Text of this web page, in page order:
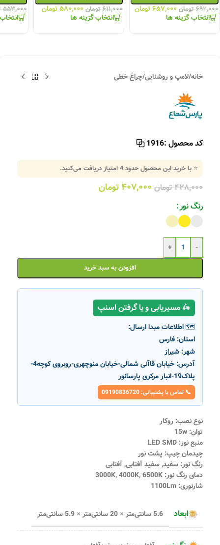
۶۹۲,۰۰۰ تومان ۶۵۷,۰۰۰تومان
انتخاب گزینه ها
۶۱۱,۰۰۰ تومان ۵۸۰,۰۰۰تومان
انتخاب گزینه ها
۵۵۳,۰۰۰
خانه/لامپ و روشنایی/چراغ خطی
کد محصول :1916
⭐ با خرید این محصول حدود4امتیاز دریافت می‌کنید.
۴۲۸,۰۰۰تومان ۴۰۷,۰۰۰ تومان
رنگ نور
-
+
افزودن به سبد خرید
🛵 مسیریابی و یا گرفتن اسنپ
🗺️ اطلاعات مبدا ارسال:
استان: فارس
شهر: شیراز
آدرس:
خیابان قاآنی شمالی-خیابان منوچهری-روبروی کوچه4-
پلاک19-انبار مرکزی پارسانور
📞 تماس با پشتیبانی: 09190836720
نوع نصب: روکار
توان: 15w
منبع نور: LED SMD
چیدمان چیپ: پشت نور
رنگ نور: سفید, سفید آفتابی, آفتابی
دمای رنگ نور: 3000K, 4000K, 6500K
شارنوری: 1100Lm
ابعاد 5.6 سانتی‌متر × 20 سانتی‌متر × 5.9 سانتی‌متر